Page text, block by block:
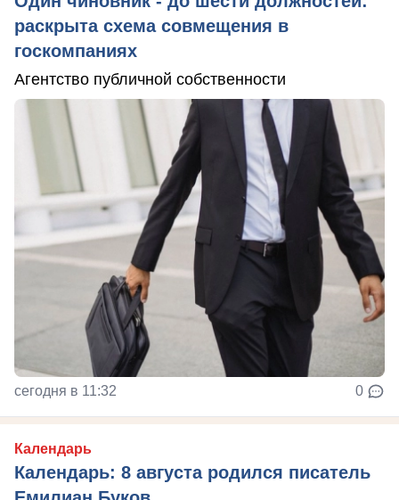
раскрыта схема совмещения в
госкомпаниях
Агентство публичной собственности
сегодня в 11:32 0
Календарь
Календарь: 8 августа родился писатель